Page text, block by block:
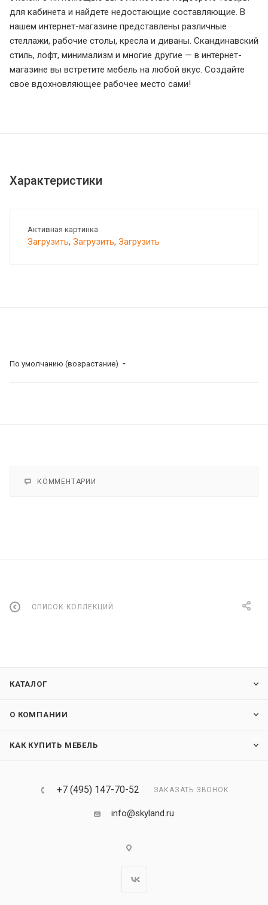
для кабинета и найдете недостающие составляющие. В
нашем интернет-магазине представлены различные
стеллажи, рабочие столы, кресла и диваны. Скандинавский
стиль, лофт, минимализм и многие другие — в интернет-
магазине вы встретите мебель на любой вкус. Создайте
свое вдохновляющее рабочее место сами!
Характеристики
Активная картинка
Загрузить, Загрузить, Загрузить
По умолчанию (возрастание)
КОММЕНТАРИИ
СПИСОК КОЛЛЕКЦИЙ
КАТАЛОГ
О КОМПАНИИ
КАК КУПИТЬ МЕБЕЛЬ
+7 (495) 147-70-52 ЗАКАЗАТЬ ЗВОНОК
info@skyland.ru